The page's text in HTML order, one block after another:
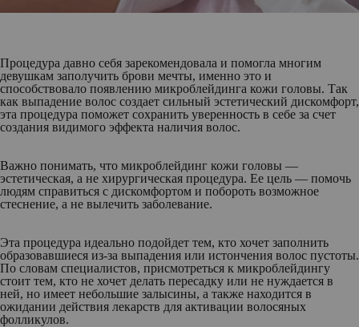
Процедура давно себя зарекомендовала и помогла многим
девушкам заполучить брови мечты, именно это и
способствовало появлению микроблейдинга кожи головы. Так
как выпадение волос создает сильный эстетический дискомфорт,
эта процедура поможет сохранить уверенность в себе за счет
создания видимого эффекта наличия волос.
Важно понимать, что микроблейдинг кожи головы —
эстетическая, а не хирургическая процедура. Ее цель — помочь
людям справиться с дискомфортом и побороть возможное
стеснение, а не вылечить заболевание.
Эта процедура идеально подойдет тем, кто хочет заполнить
образовавшиеся из-за выпадения или истончения волос пустоты.
По словам специалистов, присмотреться к микроблейдингу
стоит тем, кто не хочет делать пересадку или не нуждается в
ней, но имеет небольшие залысины, а также находится в
ожидании действия лекарств для активации волосяных
фолликулов.